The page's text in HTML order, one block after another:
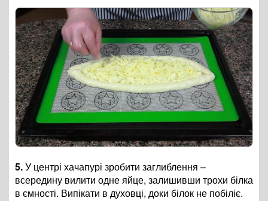
5.У центрі хачапурі зробити заглиблення –
всередину вилити одне яйце, залишивши трохи білка
в ємності. Випікати в духовці, доки білок не побіліє.